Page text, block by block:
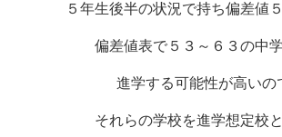
５年生後半の状況で持ち偏差値
偏差値表で５３～６３の中
進学する可能性が高いの
それらの学校を進学想定校